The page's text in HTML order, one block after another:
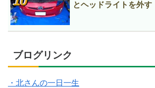
とヘッドライトを外す
ブログリンク
・北さんの一日一生